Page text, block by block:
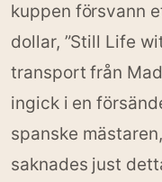
kuppen försvann
dollar, ”Still Life
transport från
ingick i en
spanske
saknades just